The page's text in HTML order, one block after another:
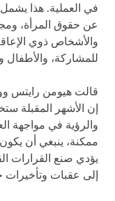
في العملية. هذا
عن حقوق المرأة،
والأشخاص ذوي
للمشاركة، والأطفال
قالت هيومن رايتس
إن الأشهر المقبلة
والرؤية في مواجهة
ممكنة، ينبغي أن
يؤدي صنع القرارات
إلى عقبات وتأخيرات